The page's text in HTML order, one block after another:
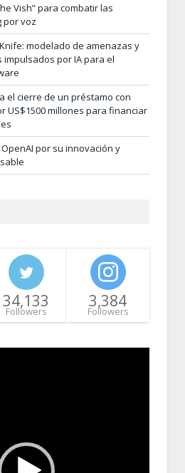
Vish” para combatir las
por voz
modelado de amenazas y
por IA para el
el cierre de un préstamo con
US$1500 millones para financiar
por su innovación y
34,133
Followers
3,384
Followers